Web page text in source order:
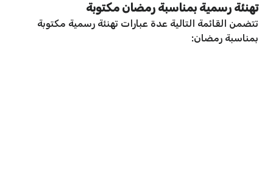
تهنئة رسمية بمناسبة رمضان مكتوبة
تتضمن القائمة التالية عدة عبارات تهنئة رسمية مكتوبة
بمناسبة رمضان: